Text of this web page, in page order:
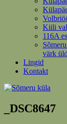
Kiili
116A
värk
Lingid
Kontakt
_DSC8647